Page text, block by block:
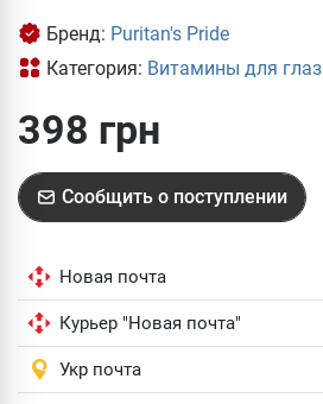
Бренд: Puritan's Pride
Категория: Витамины для глаз
398 грн
Сообщить о поступлении
Новая почта
Курьер "Новая почта"
Укр почта